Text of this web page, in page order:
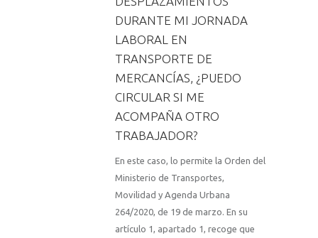
DURANTE MI JORNADA
LABORAL EN
TRANSPORTE DE
MERCANCÍAS, ¿PUEDO
CIRCULAR SI ME
ACOMPAÑA OTRO
TRABAJADOR?
En este caso, lo permite la Orden del
Ministerio de Transportes,
Movilidad y Agenda Urbana
264/2020, de 19 de marzo. En su
artículo 1, apartado 1, recoge que